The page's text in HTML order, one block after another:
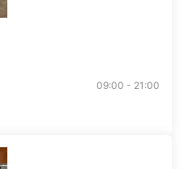
09:00 - 21:00